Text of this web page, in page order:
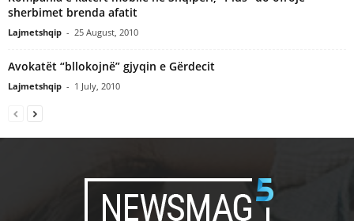
sherbimet brenda afatit
Lajmetshqip - 25 August, 2010
Avokatët “bllokojnë” gjyqin e Gërdecit
Lajmetshqip - 1 July, 2010